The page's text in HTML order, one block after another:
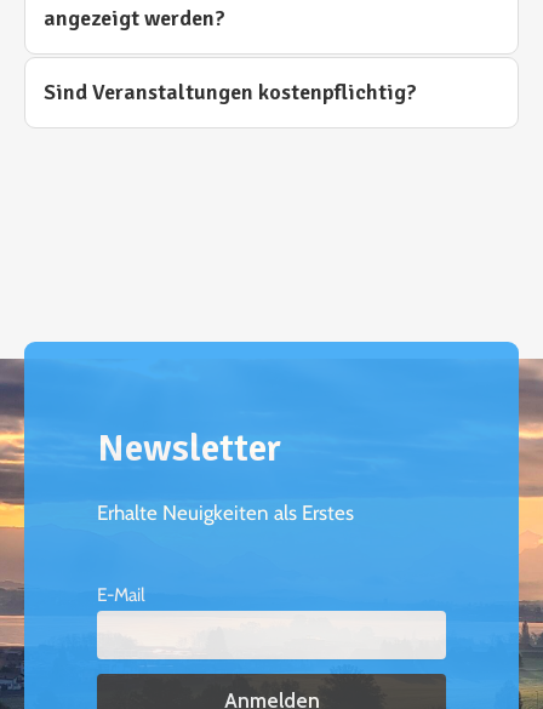
angezeigt werden?
Sind Veranstaltungen kostenpflichtig?
Newsletter
Erhalte Neuigkeiten als Erstes
E-Mail